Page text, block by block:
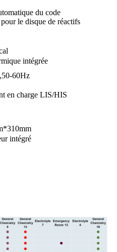
du code
le disque de réactifs
intégrée
60Hz
en charge LIS/HIS
intégré